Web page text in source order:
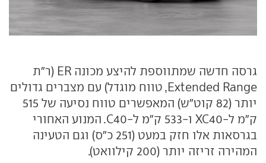
גרסה חדשה שמתווספת להיצע מכונה ER (ר"ת
Extended Range, טווח מוגדל) עם מצברים גדולים
יותר (82 קוט"ש) המאפשרים טווח נסיעה של 515
ק"מ ל-XC40 ו-533 ק"מ ל-C40. המנוע האחורי
בגרסאות אלו חזק במעט (251 כ"ס) וגם הטעינה
המהירה זריזה יותר (200 קילוואט).